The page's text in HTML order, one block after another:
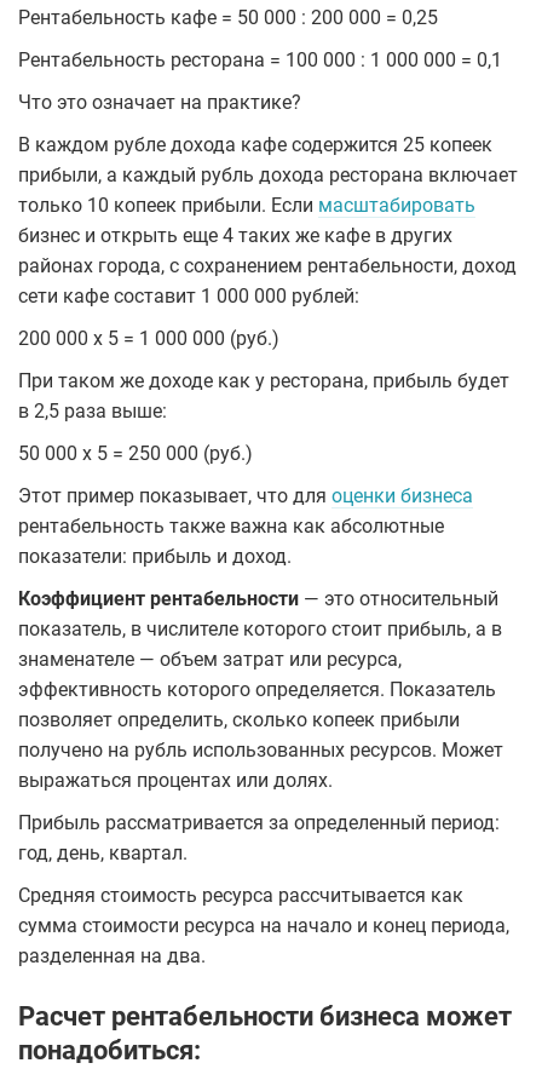
Рентабельность кафе = 50 000 : 200 000 = 0,25
Рентабельность ресторана = 100 000 : 1 000 000 = 0,1
Что это означает на практике?
В каждом рубле дохода кафе содержится 25 копеек
прибыли, а каждый рубль дохода ресторана включает
только 10 копеек прибыли. Если масштабировать
бизнес и открыть еще 4 таких же кафе в других
районах города, с сохранением рентабельности, доход
сети кафе составит 1 000 000 рублей:
200 000 х 5 = 1 000 000 (руб.)
При таком же доходе как у ресторана, прибыль будет
в 2,5 раза выше:
50 000 х 5 = 250 000 (руб.)
Этот пример показывает, что для оценки бизнеса
рентабельность также важна как абсолютные
показатели: прибыль и доход.
Коэффициент рентабельности — это относительный
показатель, в числителе которого стоит прибыль, а в
знаменателе — объем затрат или ресурса,
эффективность которого определяется. Показатель
позволяет определить, сколько копеек прибыли
получено на рубль использованных ресурсов. Может
выражаться процентах или долях.
Прибыль рассматривается за определенный период:
год, день, квартал.
Средняя стоимость ресурса рассчитывается как
сумма стоимости ресурса на начало и конец периода,
разделенная на два.
Расчет рентабельности бизнеса может
понадобиться: